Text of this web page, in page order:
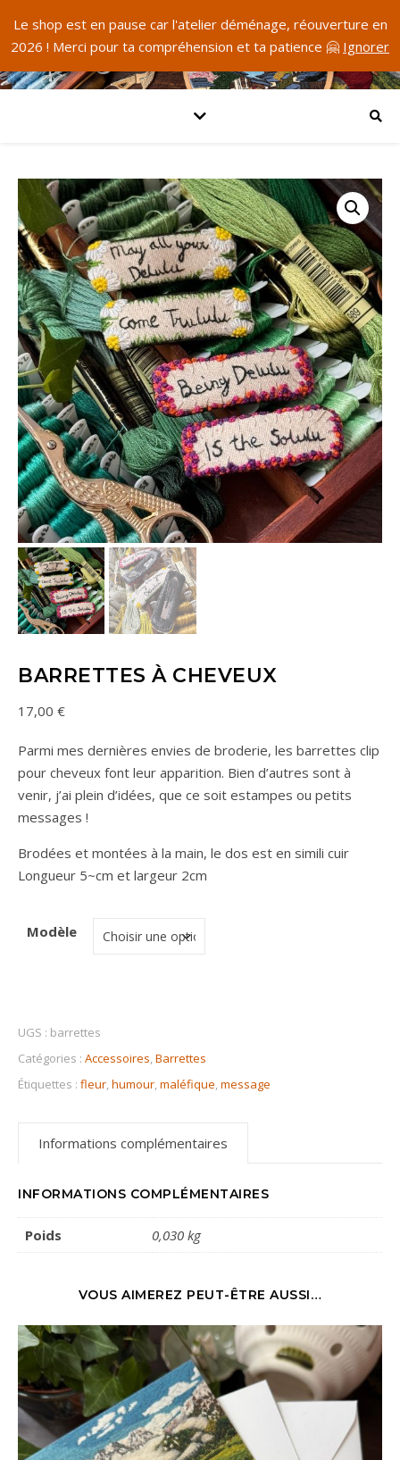
Le shop est en pause car l'atelier déménage, réouverture en
2026 ! Merci pour ta compréhension et ta patience 🤗 Ignorer
BARRETTES À CHEVEUX
17,00 €
Parmi mes dernières envies de broderie, les barrettes clip
pour cheveux font leur apparition. Bien d’autres sont à
venir, j’ai plein d’idées, que ce soit estampes ou petits
messages !
Brodées et montées à la main, le dos est en simili cuir
Longueur 5~cm et largeur 2cm
Modèle
UGS : barrettes
Catégories : Accessoires,Barrettes
Étiquettes : fleur,humour,maléfique,message
Informations complémentaires
INFORMATIONS COMPLÉMENTAIRES
Poids 0,030 kg
VOUS AIMEREZ PEUT-ÊTRE AUSSI…